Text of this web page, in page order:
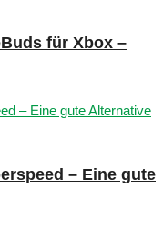
für Xbox –
– Eine gute